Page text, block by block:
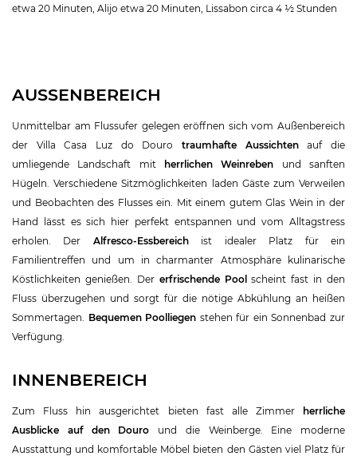
etwa 20 Minuten, Alijo etwa 20 Minuten, Lissabon circa 4 ½ Stunden
AUSSENBEREICH
Unmittelbar am Flussufer gelegen eröffnen sich vom Außenbereich
der Villa Casa Luz do Douro traumhafte Aussichtenauf die
umliegende Landschaft mit herrlichen Weinreben und sanften
Hügeln. Verschiedene Sitzmöglichkeiten laden Gäste zum Verweilen
und Beobachten des Flusses ein. Mit einem gutem Glas Wein in der
Hand lässt es sich hier perfekt entspannen und vom Alltagstress
erholen. Der Alfresco-Essbereichist idealer Platz für ein
Familientreffen und um in charmanter Atmosphäre kulinarische
Köstlichkeiten genießen. Der erfrischende Poolscheint fast in den
Fluss überzugehen und sorgt für die nötige Abkühlung an heißen
Sommertagen. Bequemen Poolliegen stehen für ein Sonnenbad zur
Verfügung.
INNENBEREICH
Zum Fluss hin ausgerichtet bieten fast alle Zimmer herrliche
Ausblicke auf den Douro und die Weinberge. Eine moderne
Ausstattung und komfortable Möbel bieten den Gästen viel Platz für